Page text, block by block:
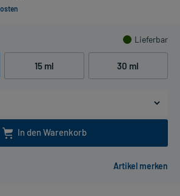
Lieferbar
15 ml 30 ml
In den Warenkorb